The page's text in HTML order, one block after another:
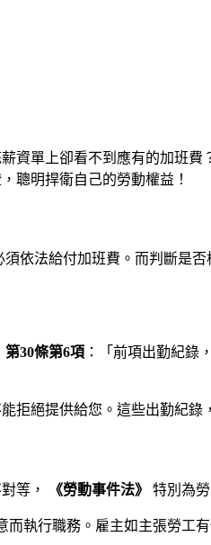
單上卻看不到應有的加班
聰明捍衛自己的勞動權益！
須依法給付加班費。而判斷是
第30條第6項 ：「前項出勤紀錄
絕提供給您。這些出勤紀錄
等， 《勞動事件法》 特別為
執行職務。雇主如主張勞工